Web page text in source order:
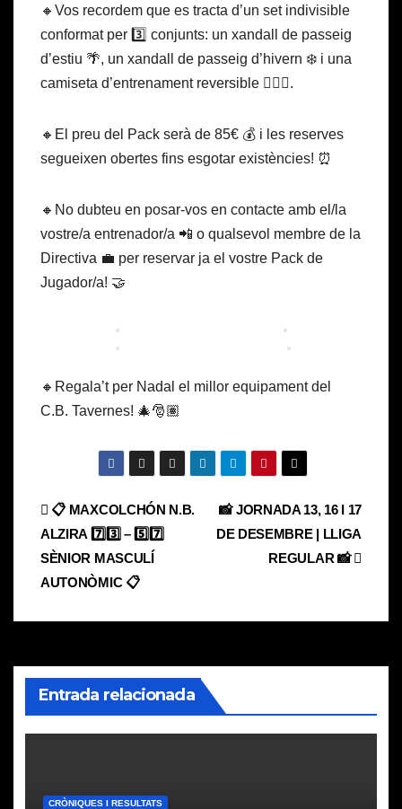
🔸Vos recordem que es tracta d’un set indivisible
conformat per 3️⃣ conjunts: un xandall de passeig
d’estiu 🌴, un xandall de passeig d’hivern ❄️ i una
camiseta d’entrenament reversible ⛹🏽‍♀️.
🔸El preu del Pack serà de 85€ 💰 i les reserves
segueixen obertes fins esgotar existències! ⏰
🔸No dubteu en posar-vos en contacte amb el/la
vostre/a entrenador/a 📲 o qualsevol membre de la
Directiva 💼 per reservar ja el vostre Pack de
Jugador/a! 🤝
🔸Regala’t per Nadal el millor equipament del
C.B. Tavernes! 🎄🎅🏽
Navegación
de
entradas
📸 JORNADA 13, 16 I 17
DE DESEMBRE | LLIGA
REGULAR 📸
📋 MAXCOLCHÓN N.B.
ALZIRA 7️⃣3️⃣ – 5️⃣7️⃣
SÈNIOR MASCULÍ
AUTONÒMIC 📋
Entrada relacionada
CRÒNIQUES I RESULTATS